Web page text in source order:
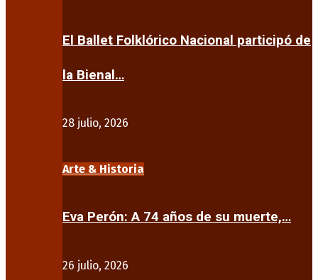
El Ballet Folklórico Nacional participó de
la Bienal…
28 julio, 2026
Arte & Historia
Eva Perón: A 74 años de su muerte,…
26 julio, 2026